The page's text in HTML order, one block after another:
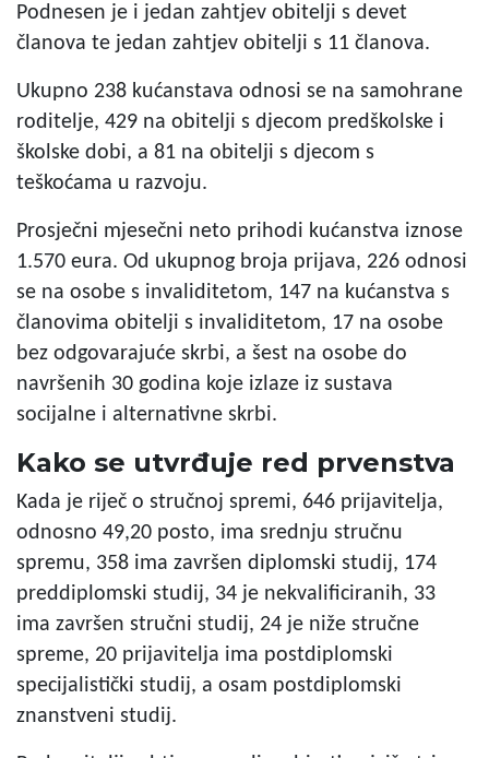
Podnesen je i jedan zahtjev obitelji s devet
članova te jedan zahtjev obitelji s 11 članova.
Ukupno 238 kućanstava odnosi se na samohrane
roditelje, 429 na obitelji s djecom predškolske i
školske dobi, a 81 na obitelji s djecom s
teškoćama u razvoju.
Prosječni mjesečni neto prihodi kućanstva iznose
1.570 eura. Od ukupnog broja prijava, 226 odnosi
se na osobe s invaliditetom, 147 na kućanstva s
članovima obitelji s invaliditetom, 17 na osobe
bez odgovarajuće skrbi, a šest na osobe do
navršenih 30 godina koje izlaze iz sustava
socijalne i alternativne skrbi.
Kako se utvrđuje red prvenstva
Kada je riječ o stručnoj spremi, 646 prijavitelja,
odnosno 49,20 posto, ima srednju stručnu
spremu, 358 ima završen diplomski studij, 174
preddiplomski studij, 34 je nekvalificiranih, 33
ima završen stručni studij, 24 je niže stručne
spreme, 20 prijavitelja ima postdiplomski
specijalistički studij, a osam postdiplomski
znanstveni studij.